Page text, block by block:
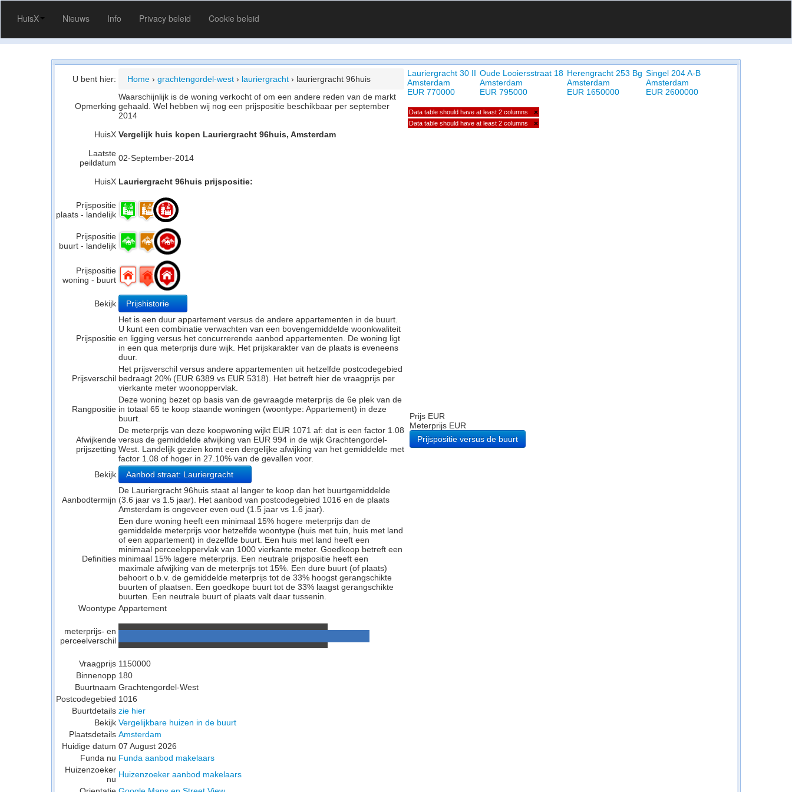
HuisX Nieuws Info Privacy beleid Cookie beleid
U bent hier: Home › grachtengordel-west › lauriergracht › lauriergracht 96huis
Opmerking
Waarschijnlijk is de woning verkocht of om een andere reden van de markt
gehaald. Wel hebben wij nog een prijspositie beschikbaar per september
2014
HuisX Vergelijk huis kopen Lauriergracht 96huis, Amsterdam
Laatste
peildatum 02-September-2014
HuisX Lauriergracht 96huis prijspositie:
Prijspositie
plaats - landelijk
Prijspositie
buurt - landelijk
Prijspositie
woning - buurt
Bekijk Prijshistorie
Prijspositie
Het is een duur appartement versus de andere appartementen in de buurt.
U kunt een combinatie verwachten van een bovengemiddelde woonkwaliteit
en ligging versus het concurrerende aanbod appartementen. De woning ligt
in een qua meterprijs dure wijk. Het prijskarakter van de plaats is eveneens
duur.
Prijsverschil
Het prijsverschil versus andere appartementen uit hetzelfde postcodegebied
bedraagt 20% (EUR 6389 vs EUR 5318). Het betreft hier de vraagprijs per
vierkante meter woonoppervlak.
Rangpositie
Deze woning bezet op basis van de gevraagde meterprijs de 6e plek van de
in totaal 65 te koop staande woningen (woontype: Appartement) in deze
buurt.
Afwijkende
prijszetting
De meterprijs van deze koopwoning wijkt EUR 1071 af: dat is een factor 1.08
versus de gemiddelde afwijking van EUR 994 in de wijk Grachtengordel-
West. Landelijk gezien komt een dergelijke afwijking van het gemiddelde met
factor 1.08 of hoger in 27.10% van de gevallen voor.
Bekijk
Aanbod straat: Lauriergracht
Aanbodtermijn
De Lauriergracht 96huis staat al langer te koop dan het buurtgemiddelde
(3.6 jaar vs 1.5 jaar). Het aanbod van postcodegebied 1016 en de plaats
Amsterdam is ongeveer even oud (1.5 jaar vs 1.6 jaar).
Definities
Een dure woning heeft een minimaal 15% hogere meterprijs dan de
gemiddelde meterprijs voor hetzelfde woontype (huis met tuin, huis met land
of een appartement) in dezelfde buurt. Een huis met land heeft een
minimaal perceeloppervlak van 1000 vierkante meter. Goedkoop betreft een
minimaal 15% lagere meterprijs. Een neutrale prijspositie heeft een
maximale afwijking van de meterprijs tot 15%. Een dure buurt (of plaats)
behoort o.b.v. de gemiddelde meterprijs tot de 33% hoogst gerangschikte
buurten of plaatsen. Een goedkope buurt tot de 33% laagst gerangschikte
buurten. Een neutrale buurt of plaats valt daar tussenin.
Woontype Appartement
meterprijs- en
perceelverschil
Vraagprijs 1150000
Binnenopp 180
Buurtnaam Grachtengordel-West
Postcodegebied 1016
Buurtdetails zie hier
Bekijk Vergelijkbare huizen in de buurt
Plaatsdetails Amsterdam
Huidige datum 07 August 2026
Funda nu Funda aanbod makelaars
Huizenzoeker
nu Huizenzoeker aanbod makelaars
Lauriergracht 30 II
Amsterdam
EUR 770000
Oude Looiersstraat 18
Amsterdam
EUR 795000
Herengracht 253 Bg
Amsterdam
EUR 1650000
Singel 204 A-B
Amsterdam
EUR 2600000
Data table should have at least 2 columns ×
Data table should have at least 2 columns ×
Prijs EUR
Meterprijs EUR
Prijspositie versus de buurt